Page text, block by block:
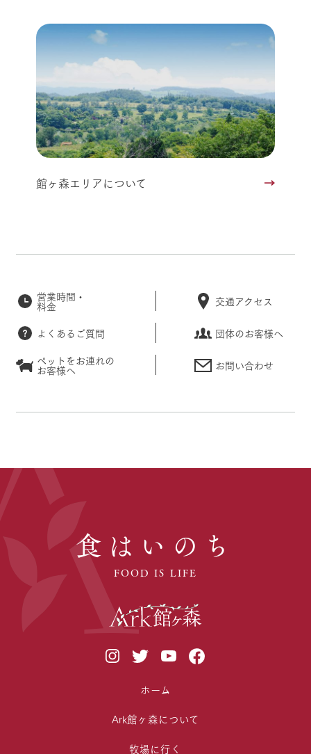
館ヶ森エリアについて
営業時間・
料金 交通アクセス
よくあるご質問
団体のお客様へ
ペットをお連れの
お客様へ お問い合わせ
食はいのち
FOOD IS LIFE
ホーム
Ark館ヶ森について
牧場に行く